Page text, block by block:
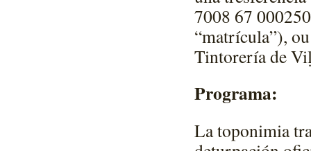
7008 67
“matrícula”),
Tintorería de
Programa:
La toponimia